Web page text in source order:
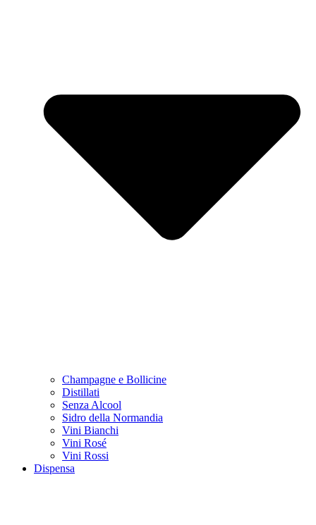
Champagne e Bollicine
Distillati
Senza Alcool
Sidro della Normandia
Vini Bianchi
Vini Rosé
Vini Rossi
Dispensa